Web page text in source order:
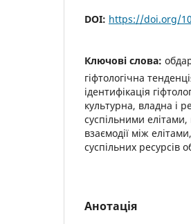
DOI: https://doi.org/
Ключові слова:
гіфтологічна
ідентифікація
культурна, владна і
суспільними
взаємодії між
суспільних ресурсів
Анотація